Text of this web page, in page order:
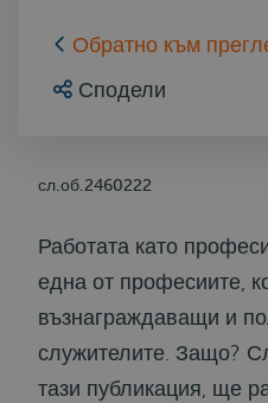
Обратно към
Сподели
сл.об.2460222
Работата като
една от професиите,
възнаграждаващи и
служителите. Защо?
тази публикация, ще